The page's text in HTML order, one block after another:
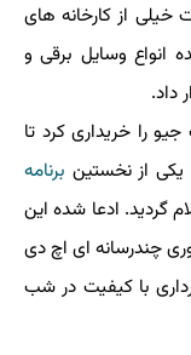
از کارخانه های
انواع وسایل برقی و
داد.
شرکت جیو را خریداری کرد تا
از نخستین برنامه
گردید. ادعا شده این
چندرسانه ای اچ دی
با کیفیت در شب